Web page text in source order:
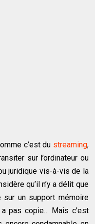
c’est du streaming,
sur l’ordinateur ou
juridique vis-à-vis de la
qu’il n’y a délit que
un support mémoire
a pas copie… Mais c'est